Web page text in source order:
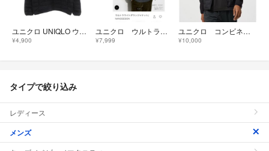
ユニクロ UNIQLO ウルトラライトダウン ダウンジャケット ナイロン
¥4,900
ユニクロ ウルトラライトダウンジャケット ブラック
¥7,999
ユニクロ コンビネーションパフテックジャケット
¥10,000
タイプで絞り込み
レディース
メンズ